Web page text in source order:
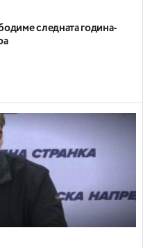
следната година-